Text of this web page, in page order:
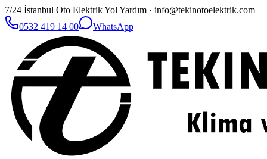
7/24 İstanbul Oto Elektrik Yol Yardım · info@tekinotoelektrik.com
0532 419 14 00
WhatsApp